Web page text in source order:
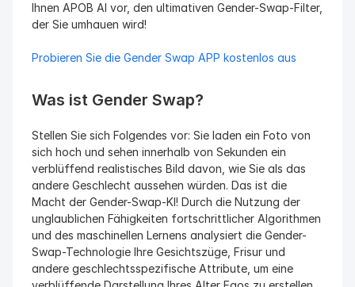
Ihnen APOB AI vor, den ultimativen Gender-Swap-Filter,
der Sie umhauen wird!
Probieren Sie die Gender Swap APP kostenlos aus
Was ist Gender Swap?
Stellen Sie sich Folgendes vor: Sie laden ein Foto von
sich hoch und sehen innerhalb von Sekunden ein
verblüffend realistisches Bild davon, wie Sie als das
andere Geschlecht aussehen würden. Das ist die
Macht der Gender-Swap-KI! Durch die Nutzung der
unglaublichen Fähigkeiten fortschrittlicher Algorithmen
und des maschinellen Lernens analysiert die Gender-
Swap-Technologie Ihre Gesichtszüge, Frisur und
andere geschlechtsspezifische Attribute, um eine